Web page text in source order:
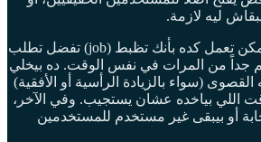
ليه لازمة.
في عالم التكنولوجيا، ممكن تعمل كده بأنك تظبط (job) تفضل تطلب
من المرات في نفس الوقت. ده بيخلي
(سواء بالزيادة الرأسية أو الأفقية)
اللي بياخده عشان يستجيب. وفي الآخر،
أو بيبقى غير مستخدم للمستخدمين